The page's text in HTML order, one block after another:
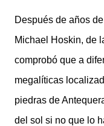
Después de años
Michael Hoskin, de
comprobó que a
megalíticas
piedras de
del sol si no que lo